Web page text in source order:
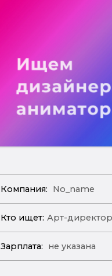
Компания: No_name
Кто ищет: Арт-директор
Зарплата: не указана